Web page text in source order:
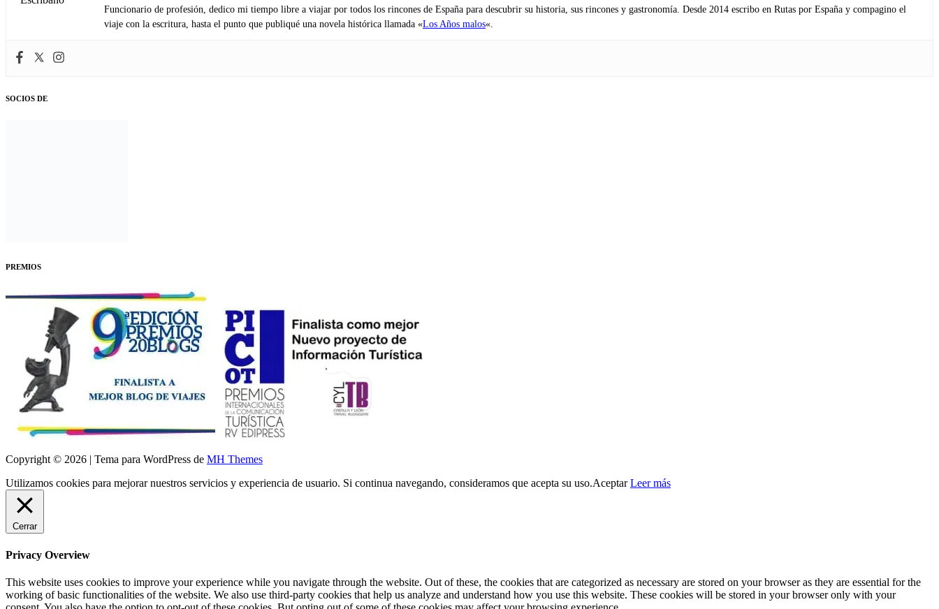
Funcionario de profesión, dedico mi tiempo libre a viajar por todos los rincones de España para descubrir su historia, sus rincones y gastronomía. Desde 2014 escribo en Rutas por España y compagino el
viaje con la escritura, hasta el punto que publiqué una novela histórica llamada «Los Años malos«.
SOCIOS DE
PREMIOS
Copyright © 2026 | Tema para WordPress de MH Themes
Utilizamos cookies para mejorar nuestros servicios y experiencia de usuario. Si continua navegando, consideramos que acepta su uso.Aceptar Leer más
Cerrar
Privacy Overview
This website uses cookies to improve your experience while you navigate through the website. Out of these, the cookies that are categorized as necessary are stored on your browser as they are essential for the
working of basic functionalities of the website. We also use third-party cookies that help us analyze and understand how you use this website. These cookies will be stored in your browser only with your